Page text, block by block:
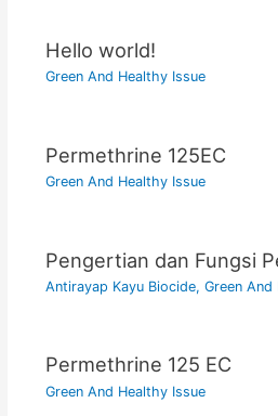
Hello world!
Green And Healthy Issue
Permethrine 125EC
Green And Healthy Issue
Pengertian dan Fungsi
Antirayap Kayu Biocide, Green And
Permethrine 125 EC
Green And Healthy Issue